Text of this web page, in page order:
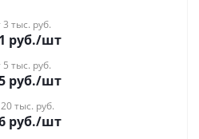
3 тыс. руб.
руб./шт
5 тыс. руб.
руб./шт
тыс. руб.
руб./шт